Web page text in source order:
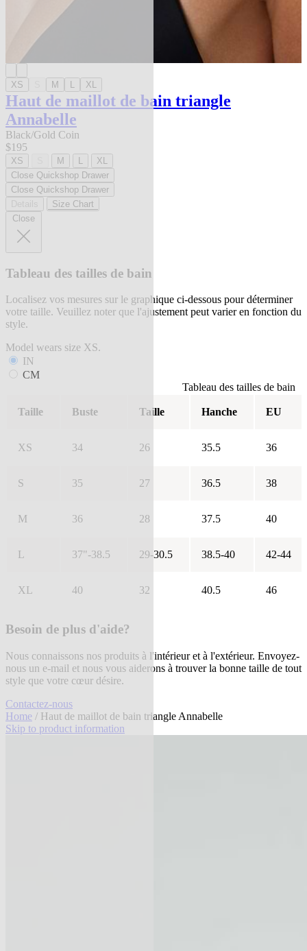
XS M XL
Haut de maillot de bain triangle
Annabelle
Black/Gold Coin
$195
XS M
XL
Close Quickshop Drawer
Close Quickshop Drawer
Size Chart
Close
Tableau des tailles de bain
Localisez vos mesures sur le graphique ci-dessous pour déterminer
votre taille. Veuillez noter que l'ajustement peut varier en fonction du
style.
Model wears size XS.
IN
CM
Tableau des tailles de bain
Taille Buste Taille Hanche EU
XS 34 26 35.5 36
S 35 27 36.5 38
M 36 28 37.5 40
L 37"-38.5 29-30.5 38.5-40 42-44
XL 40 32 40.5 46
Besoin de plus d'aide?
Nous connaissons nos produits à l'intérieur et à l'extérieur. Envoyez-
nous un e-mail et nous vous aiderons à trouver la bonne taille de tout
style que votre cœur désire.
Contactez-nous
Home / Haut de maillot de bain triangle Annabelle
Skip to product information